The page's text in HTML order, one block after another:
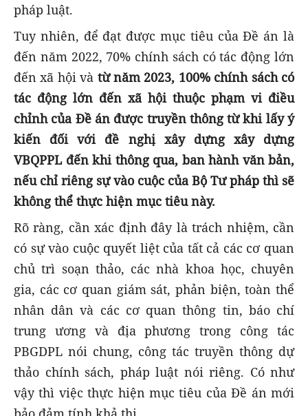
pháp luật.
Tuy nhiên, để đạt được mục tiêu của Đề án là
đến năm 2022, 70% chính sách có tác động lớn
đến xã hội và từ năm 2023, 100% chính sách có
tác động lớn đến xã hội thuộc phạm vi điều
chỉnh của Đề án được truyền thông từ khi lấy ý
kiến đối với đề nghị xây dựng xây dựng
VBQPPL đến khi thông qua, ban hành văn bản,
nếu chỉ riêng sự vào cuộc của Bộ Tư pháp thì sẽ
không thể thực hiện mục tiêu này.
Rõ ràng, cần xác định đây là trách nhiệm, cần
có sự vào cuộc quyết liệt của tất cả các cơ quan
chủ trì soạn thảo, các nhà khoa học, chuyên
gia, các cơ quan giám sát, phản biện, toàn thể
nhân dân và các cơ quan thông tin, báo chí
trung ương và địa phương trong công tác
PBGDPL nói chung, công tác truyền thông dự
thảo chính sách, pháp luật nói riêng. Có như
vậy thì việc thực hiện mục tiêu của Đề án mới